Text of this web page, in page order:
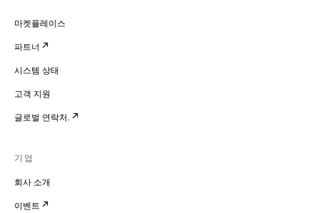
마켓플레이스
파트너
시스템 상태
고객 지원
글로벌 연락처.
기업
회사 소개
이벤트